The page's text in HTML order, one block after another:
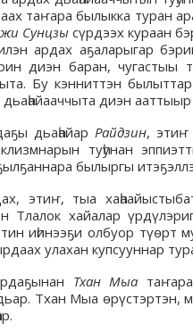
таҥара былыкка туран
Сунцзы сүрдээх кураан
ардах аҕаларыгар
диэн баран, чугастыы
Бу кэнниттэн былыттар
диэн
дьаһайар Райдзин, этиҥ
туһунан
былыргы
этиҥ, тыа
Тлалок хайалар
иһинээҕи олбуор түөрт
улахан купсууннар
Тхан Мыа
Тхан Мыа өрүстэртэн,